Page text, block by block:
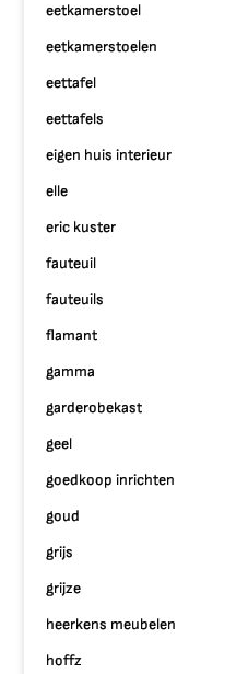
eetkamerstoel
eetkamerstoelen
eettafel
eettafels
eigen huis interieur
elle
eric kuster
fauteuil
fauteuils
flamant
gamma
garderobekast
geel
goedkoop inrichten
goud
grijs
grijze
heerkens meubelen
hoffz